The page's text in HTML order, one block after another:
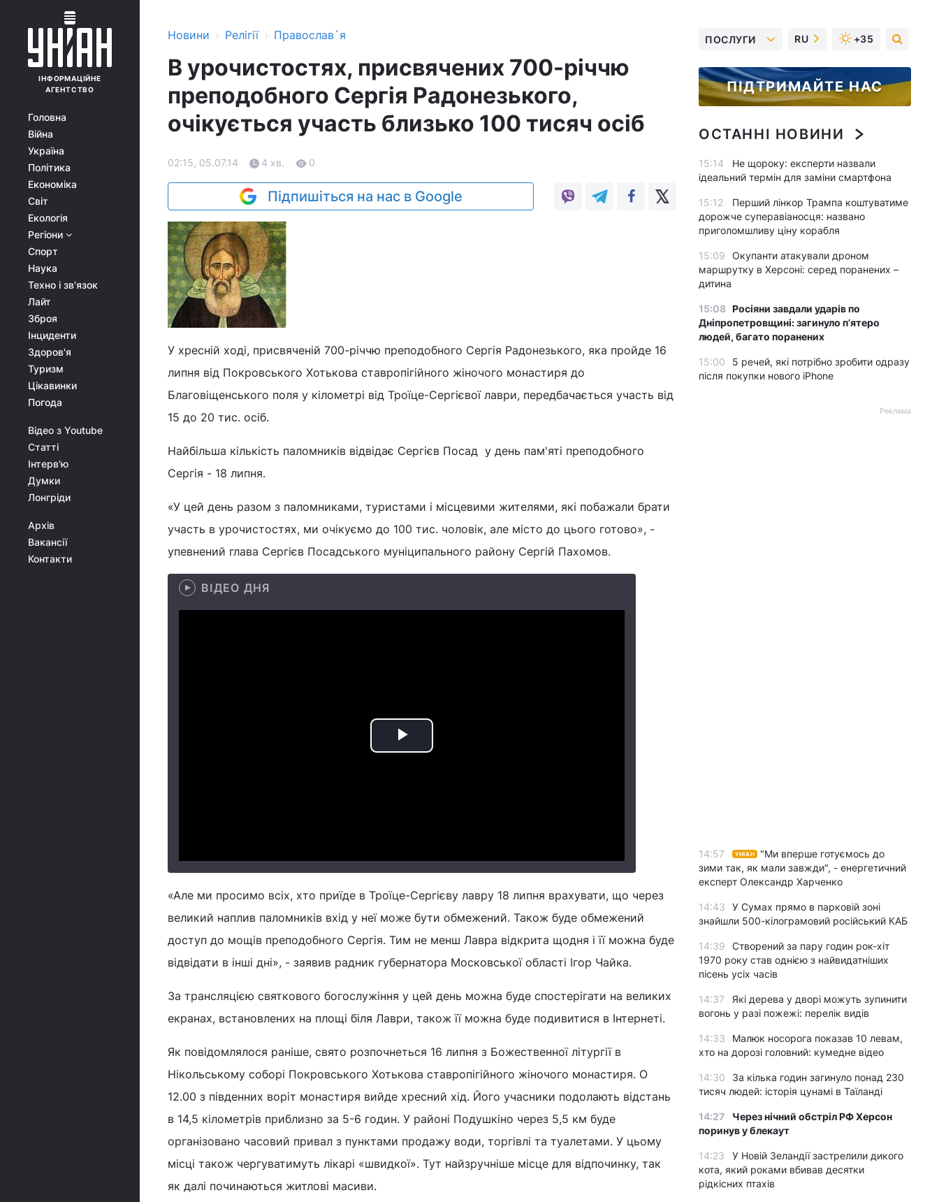
ІНФОРМАЦІЙНЕ
АГЕНТСТВО
Головна
Війна
Україна
Політика
Економіка
Світ
Екологія
Регіони
Спорт
Наука
Техно і зв'язок
Лайт
Зброя
Інциденти
Здоров'я
Туризм
Цікавинки
Погода
Відео з Youtube
Статті
Інтерв'ю
Думки
Лонгріди
Архів
Вакансії
Контакти
Новини › Релігії › Православ`я
В урочистостях, присвячених 700-річчю
преподобного Сергія Радонезького,
очікується участь близько 100 тисяч осіб
02:15, 05.07.14 4 хв. 0
Підпишіться на нас в Google
У хресній ході, присвяченій 700-річчю преподобного Сергія Радонезького, яка пройде 16
липня від Покровського Хотькова ставропігійного жіночого монастиря до
Благовіщенського поля у кілометрі від Троїце-Сергієвої лаври, передбачається участь від
15 до 20 тис. осіб.
Найбільша кількість паломників відвідає Сергієв Посад у день пам'яті преподобного
Сергія - 18 липня.
«У цей день разом з паломниками, туристами і місцевими жителями, які побажали брати
участь в урочистостях, ми очікуємо до 100 тис. чоловік, але місто до цього готово», -
упевнений глава Сергієв Посадського муніципального району Сергій Пахомов.
ВІДЕО ДНЯ
Play
«Але ми просимо всіх, хто приїде в Троїце-Сергієву лавру 18 липня врахувати, що через
великий наплив паломників вхід у неї може бути обмежений. Також буде обмежений
доступ до мощів преподобного Сергія. Тим не менш Лавра відкрита щодня і її можна буде
відвідати в інші дні», - заявив радник губернатора Московської області Ігор Чайка.
За трансляцією святкового богослужіння у цей день можна буде спостерігати на великих
екранах, встановлених на площі біля Лаври, також її можна буде подивитися в Інтернеті.
Як повідомлялося раніше, свято розпочнеться 16 липня з Божественної літургії в
Нікольському соборі Покровського Хотькова ставропігійного жіночого монастиря. О
12.00 з південних воріт монастиря вийде хресний хід. Його учасники подолають відстань
в 14,5 кілометрів приблизно за 5-6 годин. У районі Подушкіно через 5,5 км буде
організовано часовий привал з пунктами продажу води, торгівлі та туалетами. У цьому
місці також чергуватимуть лікарі «швидкої». Тут найзручніше місце для відпочинку, так
як далі починаються житлові масиви.
ПОСЛУГИ RU +35
ПІДТРИМАЙТЕ НАС
ОСТАННІ НОВИНИ
15:14
Не щороку: експерти назвали
ідеальний термін для заміни смартфона
15:12
Перший лінкор Трампа коштуватиме
дорожче суперавіаносця: названо
приголомшливу ціну корабля
15:09
Окупанти атакували дроном
маршрутку в Херсоні: серед поранених –
дитина
15:08 Росіяни завдали ударів по
Дніпропетровщині: загинуло пʼятеро
людей, багато поранених
15:00
5 речей, які потрібно зробити одразу
після покупки нового iPhone
Реклама
14:57 УНІАН
"Ми вперше готуємось до
зими так, як мали завжди", - енергетичний
експерт Олександр Харченко
14:43
У Сумах прямо в парковій зоні
знайшли 500-кілограмовий російський КАБ
14:39
Створений за пару годин рок-хіт
1970 року став однією з найвидатніших
пісень усіх часів
14:37
Які дерева у дворі можуть зупинити
вогонь у разі пожежі: перелік видів
14:33
Малюк носорога показав 10 левам,
хто на дорозі головний: кумедне відео
14:30
За кілька годин загинуло понад 230
тисяч людей: історія цунамі в Таїланді
14:27
Через нічний обстріл РФ Херсон
поринув у блекаут
14:23
У Новій Зеландії застрелили дикого
кота, який роками вбивав десятки
рідкісних птахів